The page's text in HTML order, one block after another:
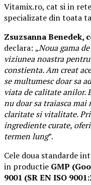
Vitamix.ro, cat si in
specializate din toata
Zsuzsanna Benedek,
declara: „Noua gama
viziunea noastra
constienta. Am creat
se multumesc doar sa
viata de calitate anilor.
nu doar sa traiasca
claritate si vitalitate.
ingrediente curate,
termen lung”.
Cele doua standarde
in productie GMP
9001 (SR EN ISO